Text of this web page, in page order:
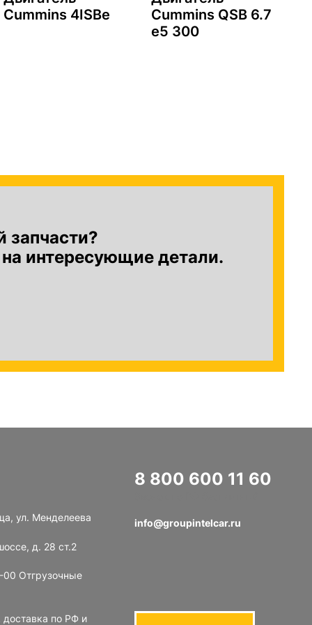
Cummins 4ISBe
Cummins QSB 6.7
e5 300
на интересующие детали.
ул. Менделеева
д. 28 ст.2
Отгрузочные
по РФ и
8 800 600 11 60
info@groupintelcar.ru